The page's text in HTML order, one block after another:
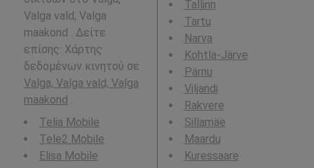
Valga vald, Valga
maakond . Δείτε
επίσης: Χάρτης
δεδομένων κινητού σε
Valga, Valga vald, Valga
maakond
Telia Mobile
Tele2 Mobile
Elisa Mobile
Tallinn
Tartu
Narva
Kohtla-Järve
Pärnu
Viljandi
Rakvere
Sillamäe
Maardu
Kuressaare